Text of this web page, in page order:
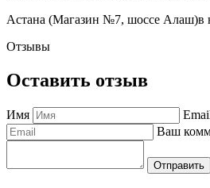
Астана (Магазин №7, шоссе Алаш)в
Отзывы
Оставить отзыв
Имя
Ваш
Отправить